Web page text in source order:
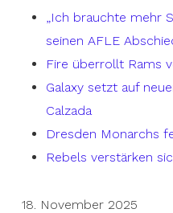
„Ich brauchte mehr
seinen AFLE
Fire überrollt Rams
Galaxy setzt auf
Calzada
Dresden Monarchs
Rebels verstärken
18. November 2025